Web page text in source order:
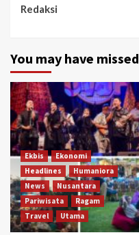
Redaksi
You may have missed
Ekbis
Ekonomi
Headlines
Humaniora
News
Nusantara
Pariwisata
Ragam
Travel
Utama